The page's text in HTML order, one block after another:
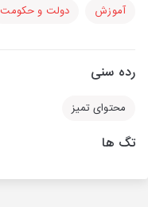
آموزش دولت و حکومت
رده سنی
محتوای تمیز
تگ ها